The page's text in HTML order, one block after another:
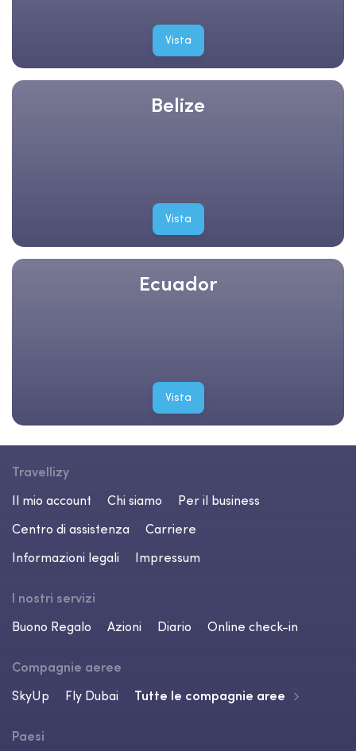
Vista
Belize
Vista
Ecuador
Vista
Travellizy
Il mio account
Chi siamo
Per il business
Centro di assistenza
Carriere
Informazioni legali
Impressum
I nostri servizi
Buono Regalo
Azioni Diario Online check-in
Compagnie aeree
SkyUp
Fly Dubai Tutte le compagnie aree
Paesi